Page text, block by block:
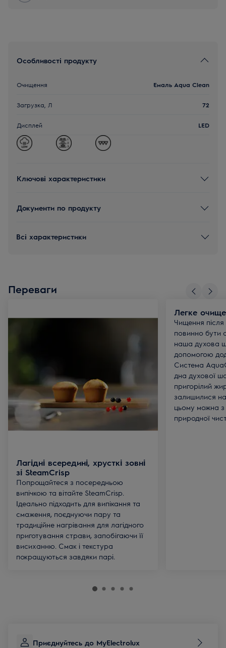
Особливості продукту
Очищення Емаль Aqua Clean
Загрузка, Л 72
Дисплей LED
Ключові характеристики
Документи по продукту
Всі характеристики
Переваги
Лагідні всередині, хрусткі зовні
зі SteamCrisp
Попрощайтеся з посередньою
випічкою та вітайте SteamCrisp.
Ідеально підходить для випікання та
смаження, поєднуючи пару та
традиційне нагрівання для лагідного
приготування страви, запобігаючи її
висиханню. Смак і текстура
покращуються завдяки парі.
Легке
Чищення після
повинно
наша духова
допомогою
Система
дна духової
пригорілий
залишилися
цьому можна з
природної
Приєднуйтесь до MyElectrolux